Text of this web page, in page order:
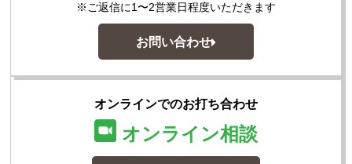
※ご返信に1〜2営業日程度いただきます
お問い合わせ
オンラインでのお打ち合わせ
オンライン相談